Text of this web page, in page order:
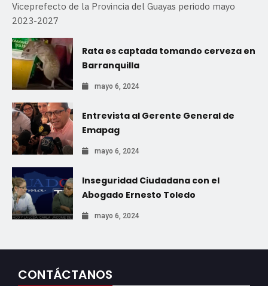
Viceprefecto de la Provincia del Guayas periodo mayo
2023-2027
Rata es captada tomando cerveza en
Barranquilla
mayo 6, 2024
Entrevista al Gerente General de
Emapag
mayo 6, 2024
Inseguridad Ciudadana con el
Abogado Ernesto Toledo
mayo 6, 2024
CONTÁCTANOS